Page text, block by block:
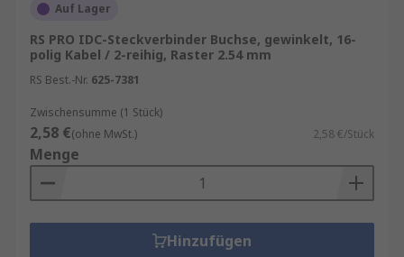
Auf Lager
RS PRO IDC-Steckverbinder Buchse, gewinkelt, 16-
polig Kabel / 2-reihig, Raster 2.54 mm
RS Best.-Nr. 625-7381
Zwischensumme (1 Stück)
2,58 €(ohne MwSt.) 2,58 €/Stück
Menge
Hinzufügen